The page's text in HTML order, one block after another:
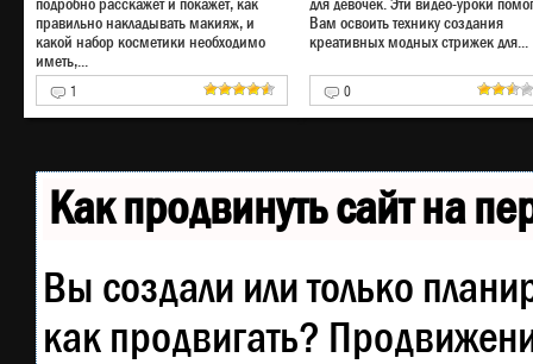
подробно расскажет и покажет, как
правильно накладывать макияж, и
какой набор косметики необходимо
иметь,...
1
для девочек. Эти видео-уроки
Вам освоить технику создания
креативных модных стрижек для...
0
Как продвинуть сайт на
Вы создали или только
как продвигать?